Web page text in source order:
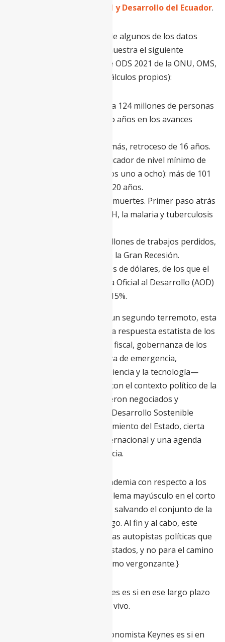
Cooperación Internacional y Desarrollo del Ecuador.
Una revisión a vuelapluma de algunos de los datos
disponibles más recientes muestra el siguiente
panorama (fuentes: Informe ODS 2021 de la ONU, OMS,
Fondo Mundial, McKinsey, cálculos propios):
Pobreza extrema: hasta 124 millones de personas
más, retroceso de cinco años en los avances
Hambre: 161 millones más, retroceso de 16 años.
Educación (tomo el indicador de nivel mínimo de
competencias en grados uno a ocho): más de 101
millones, retroceso de 20 años.
Salud: tres millones de muertes. Primer paso atrás
en la lucha contra el VIH, la malaria y tuberculosis
Empleo: más de 255 millones de trabajos perdidos,
cuatro veces el total de la Gran Recesión.
Rescate: 10.000 millones de dólares, de los que el
incremento de la Ayuda Oficial al Desarrollo (AOD)
constituye el 0,00000015%.
Pero la covid ha provocado un segundo terremoto, esta
vez de carácter ideológico. La respuesta estatista de los
últimos meses —despliegue fiscal, gobernanza de los
comunes, conciencia colectiva de emergencia,
vinculación estrecha con la ciencia y la tecnología—
contrasta de manera cruda con el contexto político de la
Gran Recesión, en el que fueron negociados y
aprobados los Objetivos de Desarrollo Sostenible
(ODS): disciplina fiscal, retraimiento del Estado, cierta
fatiga de la cooperación internacional y una agenda
política de espaldas a la ciencia.
Esta es la paradoja de la pandemia con respecto a los
ODS: lo que supone un problema mayúsculo en el corto
y medio plazo podría acabar salvando el conjunto de la
agenda en un plazo más largo. Al fin y al cabo, este
vehículo fue diseñado para las autopistas políticas que
han desplegado ahora los Estados, y no para el camino
de cabras de un neoliberalismo vergonzante.}
La pregunta que haría Keynes es si en ese largo plazo
alguno de nosotros seguirá vivo.
La pregunta que haría el economista Keynes es si en